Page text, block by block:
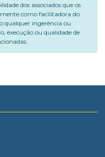
dos associados que os
como facilitadora do
qualquer ingerência ou
execução ou qualidade de